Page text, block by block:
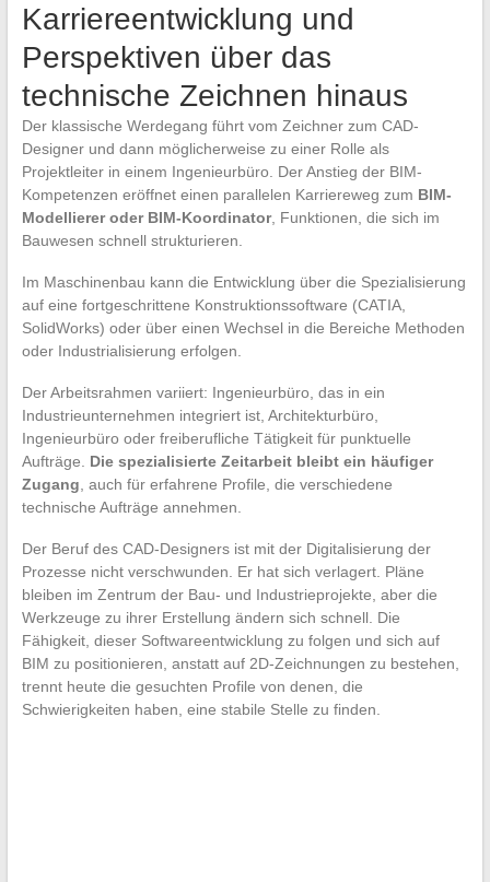
Karriereentwicklung und
Perspektiven über das
technische Zeichnen hinaus
Der klassische Werdegang führt vom Zeichner zum CAD-
Designer und dann möglicherweise zu einer Rolle als
Projektleiter in einem Ingenieurbüro. Der Anstieg der BIM-
Kompetenzen eröffnet einen parallelen Karriereweg zum BIM-
Modellierer oder BIM-Koordinator, Funktionen, die sich im
Bauwesen schnell strukturieren.
Im Maschinenbau kann die Entwicklung über die Spezialisierung
auf eine fortgeschrittene Konstruktionssoftware (CATIA,
SolidWorks) oder über einen Wechsel in die Bereiche Methoden
oder Industrialisierung erfolgen.
Der Arbeitsrahmen variiert: Ingenieurbüro, das in ein
Industrieunternehmen integriert ist, Architekturbüro,
Ingenieurbüro oder freiberufliche Tätigkeit für punktuelle
Aufträge. Die spezialisierte Zeitarbeit bleibt ein häufiger
Zugang, auch für erfahrene Profile, die verschiedene
technische Aufträge annehmen.
Der Beruf des CAD-Designers ist mit der Digitalisierung der
Prozesse nicht verschwunden. Er hat sich verlagert. Pläne
bleiben im Zentrum der Bau- und Industrieprojekte, aber die
Werkzeuge zu ihrer Erstellung ändern sich schnell. Die
Fähigkeit, dieser Softwareentwicklung zu folgen und sich auf
BIM zu positionieren, anstatt auf 2D-Zeichnungen zu bestehen,
trennt heute die gesuchten Profile von denen, die
Schwierigkeiten haben, eine stabile Stelle zu finden.